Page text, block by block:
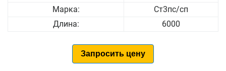
Марка:
Ст3пс/сп
Длина:
6000
Запросить цену